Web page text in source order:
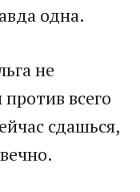
одна.
не
всего
сдашься,